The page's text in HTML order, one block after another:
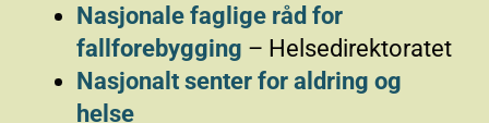
Nasjonale faglige råd for
fallforebygging – Helsedirektoratet
Nasjonalt senter for aldring og
helse